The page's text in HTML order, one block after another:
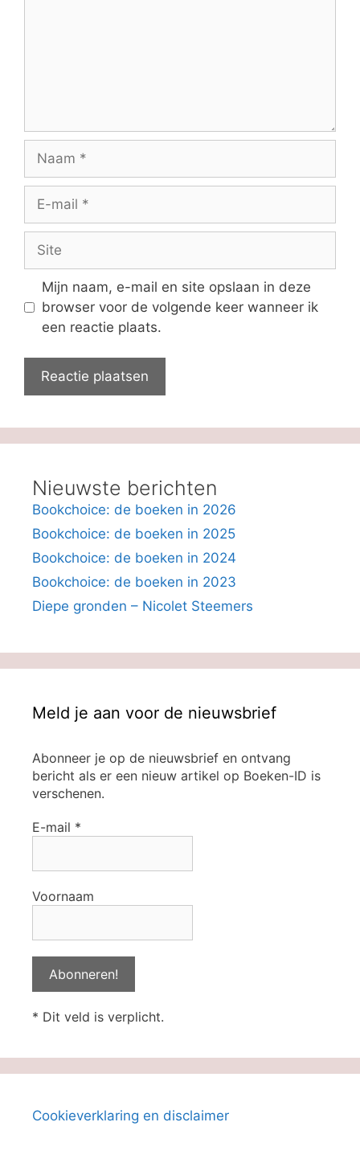
mail
Mijn naam, e-mail en site opslaan in deze
browser voor de volgende keer wanneer ik
een reactie plaats.
Nieuwste berichten
Bookchoice: de boeken in 2026
Bookchoice: de boeken in 2025
Bookchoice: de boeken in 2024
Bookchoice: de boeken in 2023
Diepe gronden – Nicolet Steemers
Meld je aan voor de nieuwsbrief
Abonneer je op de nieuwsbrief en ontvang
bericht als er een nieuw artikel op Boeken-ID is
verschenen.
E-mail *
Voornaam
* Dit veld is verplicht.
Cookieverklaring en disclaimer